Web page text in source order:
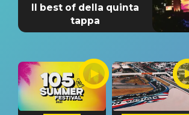
Il best of della quinta
tappa